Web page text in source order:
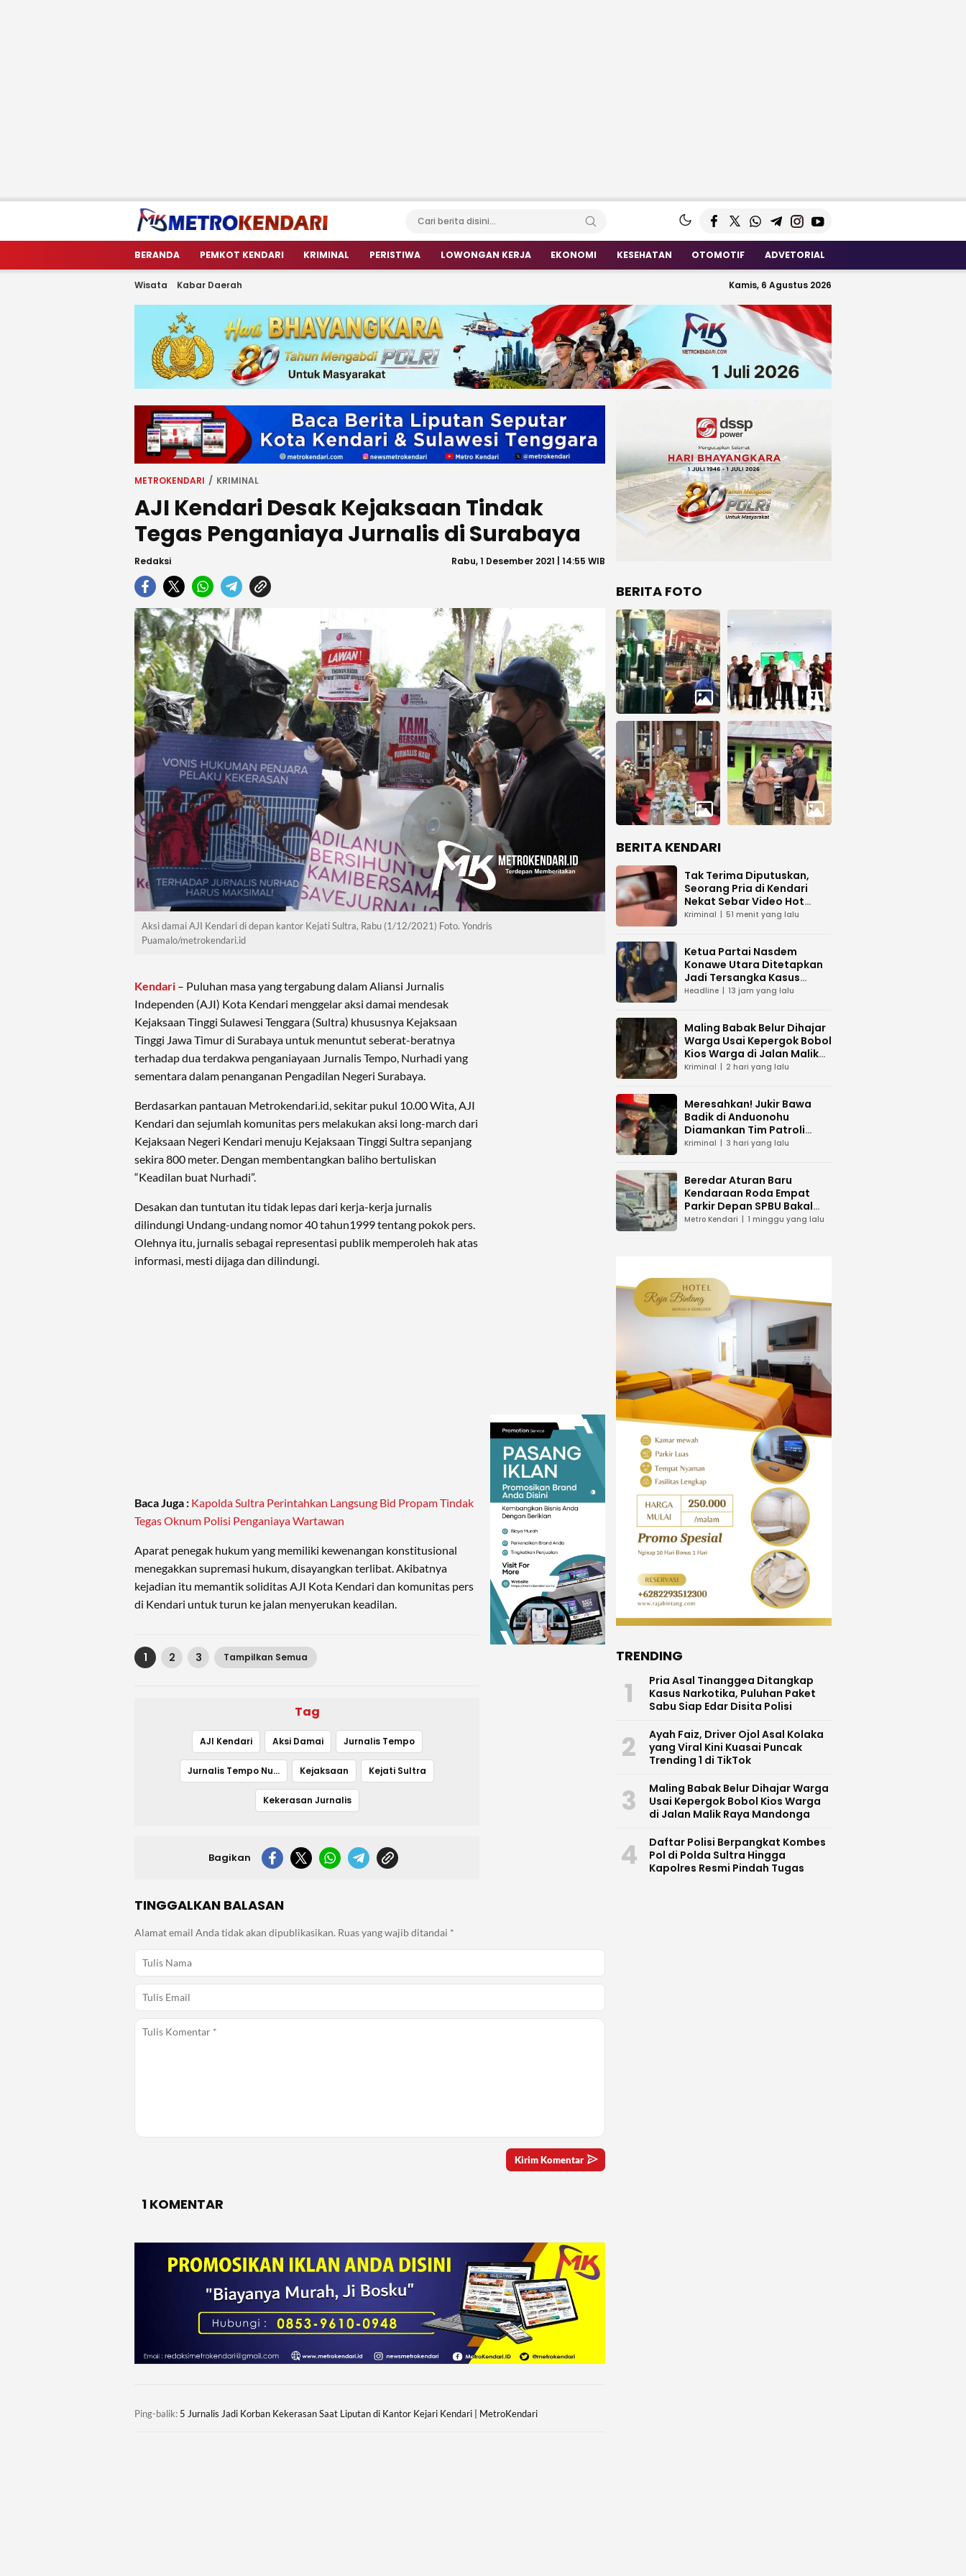
metrokendari
Berita Terkini Sulawesi Tenggara
BERANDA PEMKOT KENDARI KRIMINAL PERISTIWA LOWONGAN KERJA EKONOMI KESEHATAN OTOMOTIF ADVETORIAL
Wisata Kabar Daerah Kamis, 6 Agustus 2026
METROKENDARI KRIMINAL
AJI Kendari Desak Kejaksaan Tindak
Tegas Penganiaya Jurnalis di Surabaya
Redaksi Rabu, 1 Desember 2021 | 14:55 WIB
Aksi damai AJI Kendari di depan kantor Kejati Sultra, Rabu (1/12/2021) Foto. Yondris
Puamalo/metrokendari.id
Kendari – Puluhan masa yang tergabung dalam Aliansi Jurnalis
Independen (AJI) Kota Kendari menggelar aksi damai mendesak
Kejaksaan Tinggi Sulawesi Tenggara (Sultra) khususnya Kejaksaan
Tinggi Jawa Timur di Surabaya untuk menuntut seberat-beratnya
terhadap dua terdakwa penganiayaan Jurnalis Tempo, Nurhadi yang
sementara dalam penanganan Pengadilan Negeri Surabaya.
Berdasarkan pantauan Metrokendari.id, sekitar pukul 10.00 Wita, AJI
Kendari dan sejumlah komunitas pers melakukan aksi long-march dari
Kejaksaan Negeri Kendari menuju Kejaksaan Tinggi Sultra sepanjang
sekira 800 meter. Dengan membentangkan baliho bertuliskan
“Keadilan buat Nurhadi”.
Desakan dan tuntutan itu tidak lepas dari kerja-kerja jurnalis
dilindungi Undang-undang nomor 40 tahun1999 tentang pokok pers.
Olehnya itu, jurnalis sebagai representasi publik memperoleh hak atas
informasi, mesti dijaga dan dilindungi.
Baca Juga : Kapolda Sultra Perintahkan Langsung Bid Propam Tindak
Tegas Oknum Polisi Penganiaya Wartawan
Aparat penegak hukum yang memiliki kewenangan konstitusional
menegakkan supremasi hukum, disayangkan terlibat. Akibatnya
kejadian itu memantik soliditas AJI Kota Kendari dan komunitas pers
di Kendari untuk turun ke jalan menyerukan keadilan.
1 2 3 Tampilkan Semua
Tag
AJI Kendari Aksi Damai Jurnalis Tempo
Jurnalis Tempo Nurhadi Kejaksaan Kejati Sultra
Kekerasan Jurnalis
Bagikan
TINGGALKAN BALASAN
Alamat email Anda tidak akan dipublikasikan. Ruas yang wajib ditandai *
1 KOMENTAR
Ping-balik: 5 Jurnalis Jadi Korban Kekerasan Saat Liputan di Kantor Kejari Kendari | MetroKendari
BERITA FOTO
BERITA KENDARI
Tak Terima Diputuskan,
Seorang Pria di Kendari
Nekat Sebar Video Hot
Pacar
Kriminal 51 menit yang lalu
Ketua Partai Nasdem
Konawe Utara Ditetapkan
Jadi Tersangka Kasus
Dugaan Penipuan
Headline 13 jam yang lalu
Maling Babak Belur Dihajar
Warga Usai Kepergok Bobol
Kios Warga di Jalan Malik
Raya Mandonga
Kriminal 2 hari yang lalu
Meresahkan! Jukir Bawa
Badik di Anduonohu
Diamankan Tim Patroli
Polresta Kendari
Kriminal 3 hari yang lalu
Beredar Aturan Baru
Kendaraan Roda Empat
Parkir Depan SPBU Bakal
Dikenakan Pungutan Karcis
Metro Kendari 1 minggu yang lalu
TRENDING
1
Pria Asal Tinanggea Ditangkap
Kasus Narkotika, Puluhan Paket
Sabu Siap Edar Disita Polisi
2
Ayah Faiz, Driver Ojol Asal Kolaka
yang Viral Kini Kuasai Puncak
Trending 1 di TikTok
3
Maling Babak Belur Dihajar Warga
Usai Kepergok Bobol Kios Warga
di Jalan Malik Raya Mandonga
4
Daftar Polisi Berpangkat Kombes
Pol di Polda Sultra Hingga
Kapolres Resmi Pindah Tugas